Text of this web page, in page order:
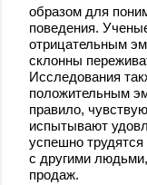
образом для
поведения.
отрицательным
склонны
Исследования
положительным
правило,
испытывают
успешно трудятся
с другими
продаж.